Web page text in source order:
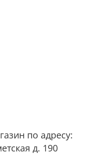
по адресу:
д. 190